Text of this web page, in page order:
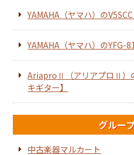
YAMAHA（ヤマハ）の
YAMAHA（ヤマハ）のYFG-
AriaproⅡ（アリアプロⅡ）
キギター】
グルー
中古楽器マルカート